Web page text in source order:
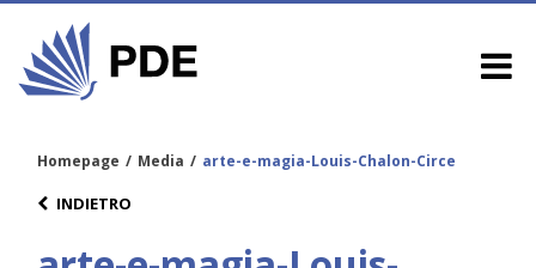
Homepage / Media / arte-e-magia-Louis-Chalon-Circe
INDIETRO